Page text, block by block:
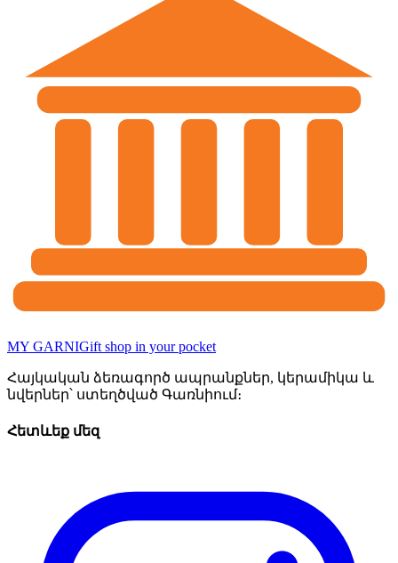
MY GARNIGift shop in your pocket
Հայկական ձեռագործ ապրանքներ, կերամիկա և
նվերներ՝ ստեղծված Գառնիում։
Հետևեք մեզ